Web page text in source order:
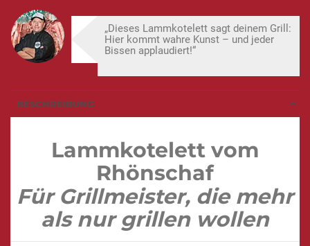
„Dieses Lammkotelett sagt deinem Grill:
Hier kommt wahre Kunst – und jeder
Bissen applaudiert!“
BESCHREIBUNG
Lammkotelett vom
Rhönschaf
Für Grillmeister, die mehr
als nur grillen wollen